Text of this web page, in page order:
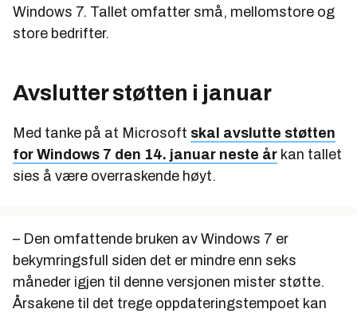
Windows 7. Tallet omfatter små, mellomstore og
store bedrifter.
Avslutter støtten i januar
Med tanke på at Microsoft skal avslutte støtten
for Windows 7 den 14. januar neste år kan tallet
sies å være overraskende høyt.
– Den omfattende bruken av Windows 7 er
bekymringsfull siden det er mindre enn seks
måneder igjen til denne versjonen mister støtte.
Årsakene til det trege oppdateringstempoet kan